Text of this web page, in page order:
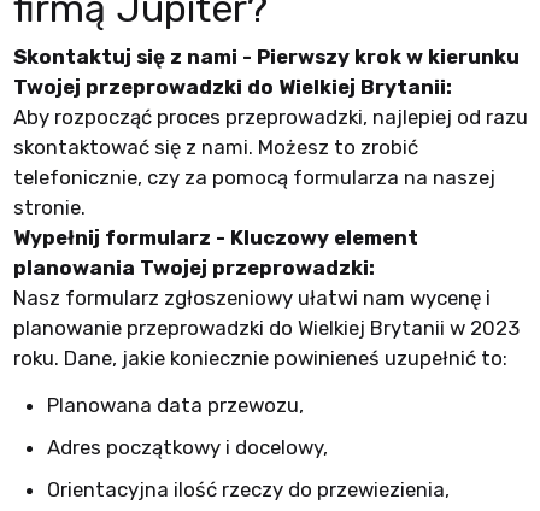
Skontaktuj się z nami - Pierwszy krok w kierunku
Twojej przeprowadzki do Wielkiej Brytanii:
Aby rozpocząć proces przeprowadzki, najlepiej od razu
skontaktować się z nami. Możesz to zrobić
telefonicznie, czy za pomocą formularza na naszej
stronie.
Wypełnij formularz - Kluczowy element
planowania Twojej przeprowadzki:
Nasz formularz zgłoszeniowy ułatwi nam wycenę i
planowanie przeprowadzki do Wielkiej Brytanii w 2023
roku. Dane, jakie koniecznie powinieneś uzupełnić to:
Planowana data przewozu,
Adres początkowy i docelowy,
Orientacyjna ilość rzeczy do przewiezienia,